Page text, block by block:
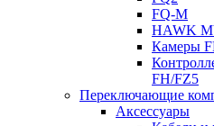
FQ-M
HAWK
Камеры
FH/FZ5
Переключающие
Аксессуары